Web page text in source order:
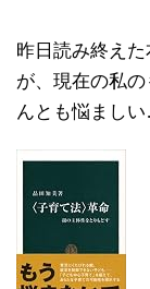
昨日読み終え
が、現在の私
んとも悩まし